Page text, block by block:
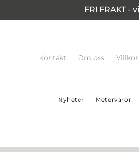
FRI FRAKT -
Kontakt Om oss Villkor
Nyheter Metervaror